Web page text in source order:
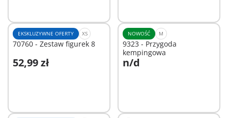
EKSKLUZYWNE OFERTY XS
70760 - Zestaw figurek 8
52,99 zł
Dodaj do koszyka
NOWOŚĆ M
9323 - Przygoda
kempingowa
n/d